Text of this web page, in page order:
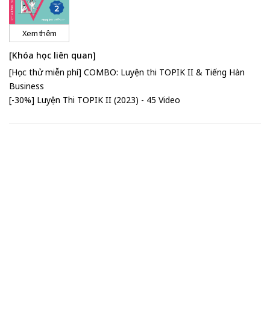
[Khóa học liên quan]
[Học thử miễn phí] COMBO: Luyện thi TOPIK II & Tiếng Hàn
Business
[-30%] Luyện Thi TOPIK II (2023) - 45 Video
Xem thêm